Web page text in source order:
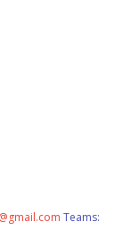
Teams: